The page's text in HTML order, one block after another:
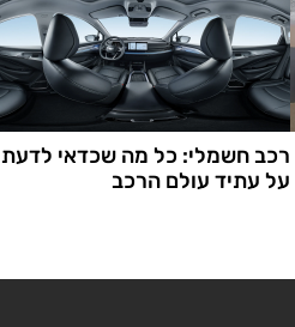
רכב חשמלי: כל מה שכדאי לדעת
על עתיד עולם הרכב